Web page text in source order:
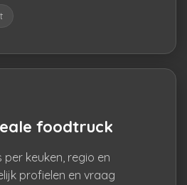
foodtruck
keuken, regio en
profielen en vraag